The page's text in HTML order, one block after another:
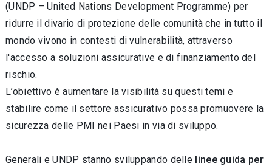
(UNDP – United Nations Development Programme) per
ridurre il divario di protezione delle comunità che in tutto il
mondo vivono in contesti di vulnerabilità, attraverso
l'accesso a soluzioni assicurative e di finanziamento del
rischio.
L’obiettivo è aumentare la visibilità su questi temi e
stabilire come il settore assicurativo possa promuovere la
sicurezza delle PMI nei Paesi in via di sviluppo.
Generali e UNDP stanno sviluppando delle linee guida per